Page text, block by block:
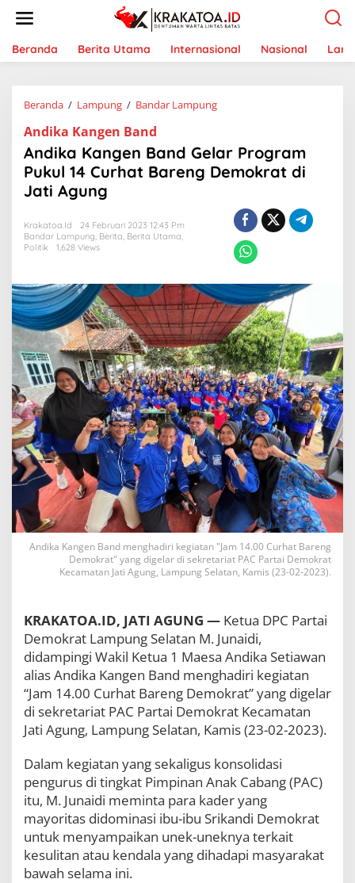
t
Beranda Berita Utama Internasional Nasional
Beranda / Lampung / Bandar Lampung
i
k
a
a
n
d
G
e
l
a
r
P
r
o
g
r
a
m
P
k
u
l
1
u
r
h
a
t
B
r
e
g
e
m
o
k
r
a
Andika Kangen Band
Andika Kangen Band Gelar Program
Pukul 14 Curhat Bareng Demokrat di
Jati Agung
Krakatoa.id
24 Februari 2023 12:43 Pm
Bandar Lampung, Berita, Berita Utama,
Politik
1,628 Views
Andika Kangen Band menghadiri kegiatan "Jam 14.00 Curhat Bareng
Demokrat" yang digelar di sekretariat PAC Partai Demokrat
Kecamatan Jati Agung, Lampung Selatan, Kamis (23-02-2023).
KRAKATOA.ID, JATI AGUNG — Ketua DPC Partai
Demokrat Lampung Selatan M. Junaidi,
didampingi Wakil Ketua 1 Maesa Andika Setiawan
alias Andika Kangen Band menghadiri kegiatan
“Jam 14.00 Curhat Bareng Demokrat” yang digelar
di sekretariat PAC Partai Demokrat Kecamatan
Jati Agung, Lampung Selatan, Kamis (23-02-2023).
Dalam kegiatan yang sekaligus konsolidasi
pengurus di tingkat Pimpinan Anak Cabang (PAC)
itu, M. Junaidi meminta para kader yang
mayoritas didominasi ibu-ibu Srikandi Demokrat
untuk menyampaikan unek-uneknya terkait
kesulitan atau kendala yang dihadapi masyarakat
bawah selama ini.